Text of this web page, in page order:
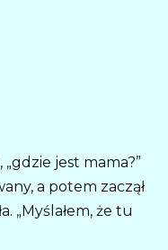
jest mama?”
a potem zaczął
„Myślałem, że tu